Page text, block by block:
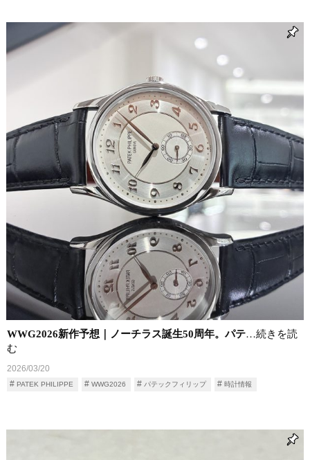
WWG2026新作予想｜ノーチラス誕生50周年。パテ…続きを読
む
2026/03/20
PATEK PHILIPPE WWG2026 パテックフィリップ 時計情報